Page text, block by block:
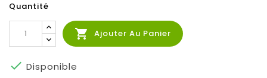
Quantité
 Ajouter Au Panier
 Disponible